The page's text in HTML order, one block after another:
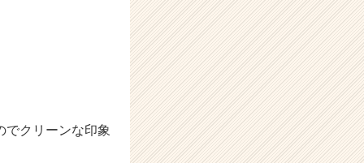
でクリーンな印象